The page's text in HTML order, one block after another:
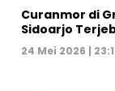
Curanmor di
Sidoarjo
24 Mei 2026 |